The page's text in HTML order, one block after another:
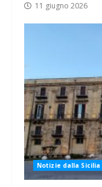
11 giugno 2026
Notizie dalla Sicilia